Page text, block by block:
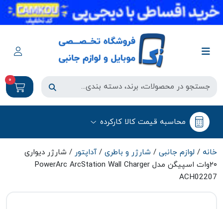
0
محاسبه قیمت کالا کارکرده
خانه / لوازم جانبی / شارژر و باطری /آداپتور / شارژر دیواری
۲۰وات اسپیگن مدل PowerArc ArcStation Wall Charger
ACH02207